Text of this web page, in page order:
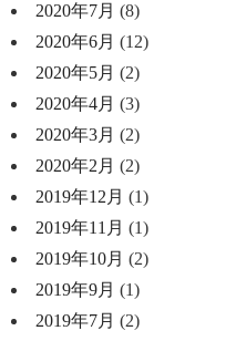
2020年7月 (8)
2020年6月 (12)
2020年5月 (2)
2020年4月 (3)
2020年3月 (2)
2020年2月 (2)
2019年12月 (1)
2019年11月 (1)
2019年10月 (2)
2019年9月 (1)
2019年7月 (2)